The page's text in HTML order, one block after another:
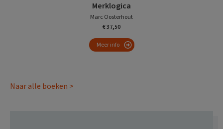
Merklogica
Marc Oosterhout
€ 37,50
Meer info
Naar alle boeken >